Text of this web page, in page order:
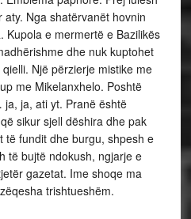
Nga shatërvanët hovnin
Kupola e mermertë e Bazilikës
dhe nuk kuptohet
Një përzierje mistike me
me Mikelanxhelo. Poshtë
ja, ati yt. Pranë është
sikur sjell dëshira dhe pak
të fundit dhe burgu, shpesh e
të bujtë ndokush, ngjarje e
gazetat. Ime shoqe ma
trishtueshëm.